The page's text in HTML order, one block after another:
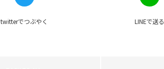
twitterでつぶやく LINEで送る